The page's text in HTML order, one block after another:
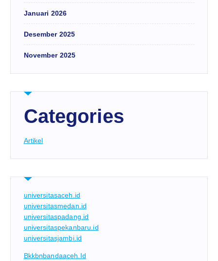
Januari 2026
Desember 2025
November 2025
Categories
Artikel
universitasaceh.id
universitasmedan.id
universitaspadang.id
universitaspekanbaru.id
universitasjambi.id
Bkkbnbandaaceh.id